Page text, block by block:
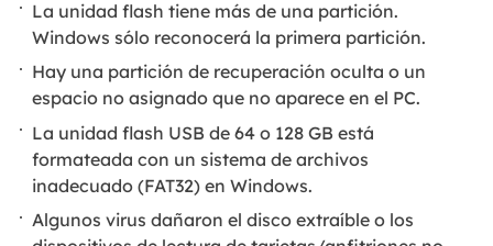
La unidad flash tiene más de una partición.
Windows sólo reconocerá la primera partición.
Hay una partición de recuperación oculta o un
espacio no asignado que no aparece en el PC.
La unidad flash USB de 64 o 128 GB está
formateada con un sistema de archivos
inadecuado (FAT32) en Windows.
Algunos virus dañaron el disco extraíble o los